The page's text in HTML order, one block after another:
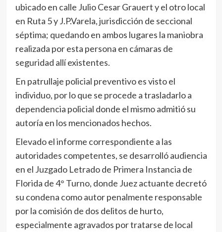
ubicado en calle Julio Cesar Grauert y el otro local
en Ruta 5 y J.P.Varela, jurisdicción de seccional
séptima; quedando en ambos lugares la maniobra
realizada por esta persona en cámaras de
seguridad allí existentes.
En patrullaje policial preventivo es visto el
individuo, por lo que se procede a trasladarlo a
dependencia policial donde el mismo admitió su
autoría en los mencionados hechos.
Elevado el informe correspondiente a las
autoridades competentes, se desarrolló audiencia
en el Juzgado Letrado de Primera Instancia de
Florida de 4° Turno, donde Juez actuante decretó
su condena como autor penalmente responsable
por la comisión de dos delitos de hurto,
especialmente agravados por tratarse de local